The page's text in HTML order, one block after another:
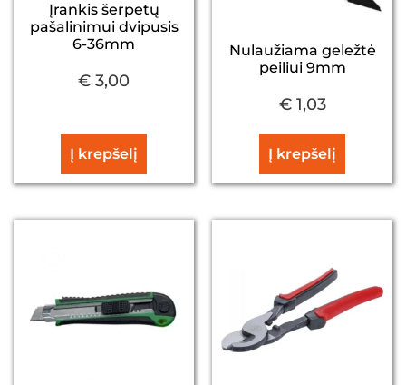
Įrankis šerpetų
pašalinimui dvipusis
6-36mm
€ 3,00
Į krepšelį
Nulaužiama geležtė
peiliui 9mm
€1,03
Į krepšelį